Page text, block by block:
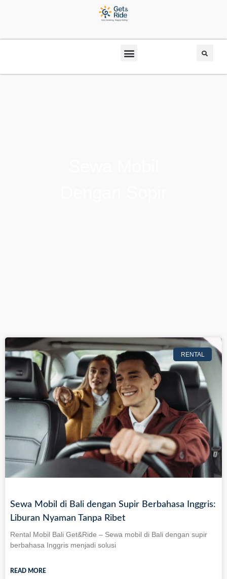
RENTAL
Sewa Mobil di Bali dengan Supir Berbahasa Inggris:
Liburan Nyaman Tanpa Ribet
Rental Mobil Bali Get&Ride – Sewa mobil di Bali dengan supir
berbahasa Inggris menjadi solusi
READ MORE